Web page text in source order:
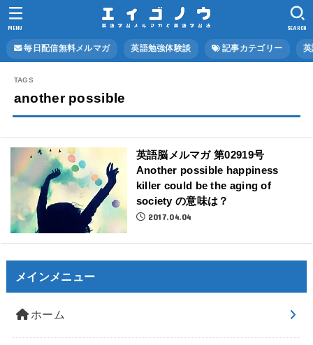
毎日配信無料メルマガ 英語勉強体験談 記事カテゴリー
SEARCH
MENU
another possible
英語脳メルマガ 第02919号
Another possible happiness
killer could be the aging of
society の意味は？
2017.04.04
メインメニュー
ホーム